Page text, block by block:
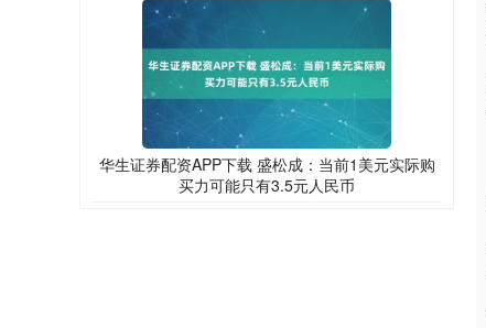
华生证券配资APP下载 盛松成：当前1美元实际购
买力可能只有3.5元人民币